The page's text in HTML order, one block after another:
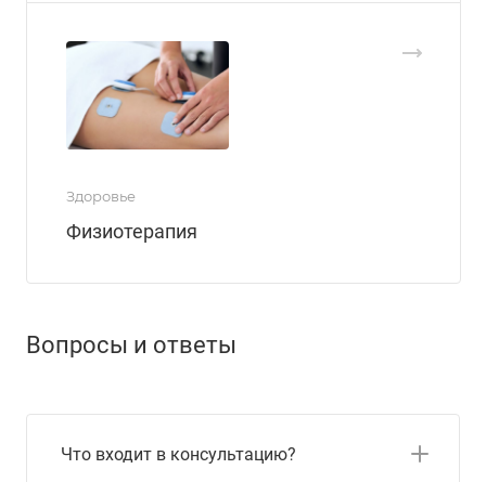
Здоровье
Физиотерапия
Вопросы и ответы
Что входит в консультацию?